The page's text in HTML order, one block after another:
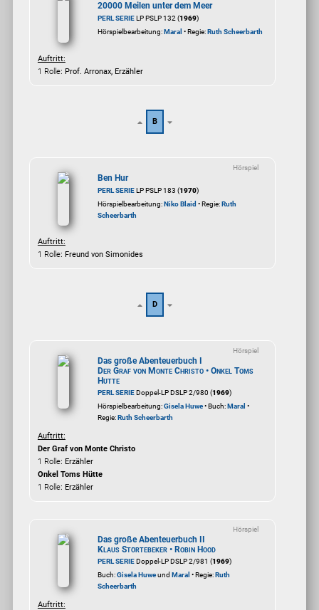
20000 Meilen unter dem Meer
PERL SERIELP PSLP 132 (1969)
Hörspielbearbeitung:Maral • Regie:Ruth Scheerbarth
Auftritt:
1 Rolle: Prof. Arronax, Erzähler
B
Hörspiel
Ben Hur
PERL SERIELP PSLP 183 (1970)
Hörspielbearbeitung:Niko Blaid • Regie:Ruth
Scheerbarth
Auftritt:
1 Rolle: Freund von Simonides
D
Hörspiel
Das große Abenteuerbuch I
Der Graf von Monte Christo • Onkel Toms
Hütte
PERL SERIEDoppel-LP DSLP 2/980 (1969)
Hörspielbearbeitung:Gisela Huwe• Buch:Maral •
Regie:Ruth Scheerbarth
Auftritt:
Der Graf von Monte Christo
1 Rolle: Erzähler
Onkel Toms Hütte
1 Rolle: Erzähler
Hörspiel
Das große Abenteuerbuch II
Klaus Störtebeker • Robin Hood
PERL SERIEDoppel-LP DSLP 2/981 (1969)
Buch:Gisela Huweund Maral • Regie:Ruth
Scheerbarth
Auftritt: